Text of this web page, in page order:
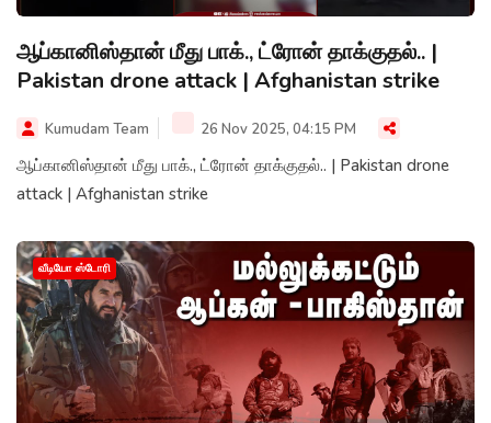
ஆப்கானிஸ்தான் மீது பாக்., ட்ரோன் தாக்குதல்.. |
Pakistan drone attack | Afghanistan strike
Kumudam Team 26 Nov 2025, 04:15 PM
ஆப்கானிஸ்தான் மீது பாக்., ட்ரோன் தாக்குதல்.. | Pakistan drone
attack | Afghanistan strike
வீடியோ ஸ்டோரி